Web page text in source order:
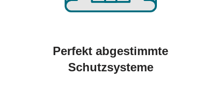
Perfekt abgestimmte
Schutzsysteme